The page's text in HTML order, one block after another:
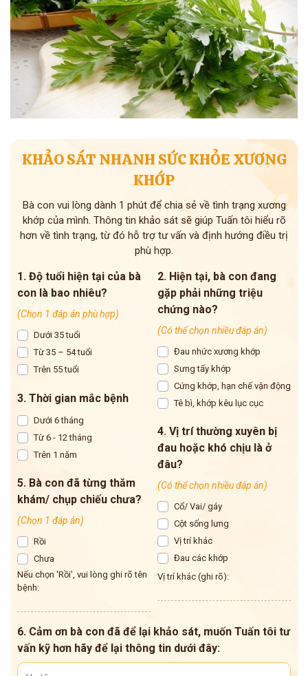
KHẢO SÁT NHANH SỨC KHỎE XƯƠNG
KHỚP
Bà con vui lòng dành 1 phút để chia sẻ về tình trạng xương
khớp của mình. Thông tin khảo sát sẽ giúp Tuấn tôi hiểu rõ
hơn về tình trạng, từ đó hỗ trợ tư vấn và định hướng điều trị
phù hợp.
1. Độ tuổi hiện tại của bà
con là bao nhiêu?
(Chọn 1 đáp án phù hợp)
Dưới 35 tuổi
Từ 35 – 54 tuổi
Trên 55 tuổi
3. Thời gian mắc bệnh
Dưới 6 tháng
Từ 6 - 12 tháng
Trên 1 năm
5. Bà con đã từng thăm
khám/ chụp chiếu chưa?
(Chọn 1 đáp án)
Rồi
Chưa
Nếu chọn 'Rồi', vui lòng ghi rõ tên
bệnh:
2. Hiện tại, bà con đang
gặp phải những triệu
chứng nào?
(Có thể chọn nhiều đáp án)
Đau nhức xương khớp
Sưng tấy khớp
Cứng khớp, hạn chế vận động
Tê bì, khớp kêu lục cục
4. Vị trí thường xuyên bị
đau hoặc khó chịu là ở
đâu?
(Có thể chọn nhiều đáp án)
Cổ/ Vai/ gáy
Cột sống lưng
Vị trí khác
Đau các khớp
Vị trí khác (ghi rõ):
6. Cảm ơn bà con đã để lại khảo sát, muốn Tuấn tôi tư
vấn kỹ hơn hãy để lại thông tin dưới đây: